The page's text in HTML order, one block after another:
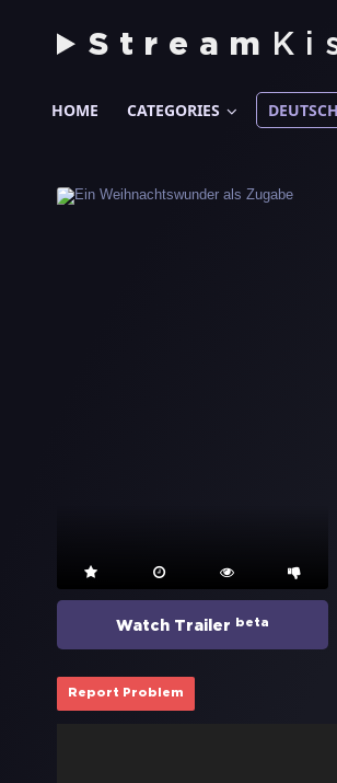
Stream
HOME CATEGORIES DEUTSCH
Watch Trailer beta
Report Problem